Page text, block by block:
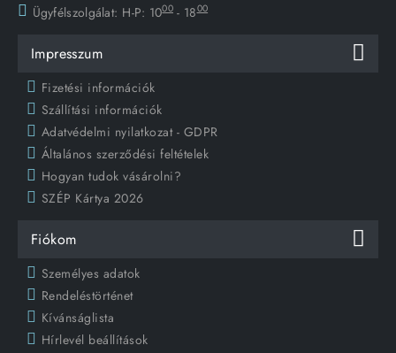
Ügyfélszolgálat: H-P: 1000 - 1800
Impresszum
Fizetési információk
Szállítási információk
Adatvédelmi nyilatkozat - GDPR
Általános szerződési feltételek
Hogyan tudok vásárolni?
SZÉP Kártya 2026
Fiókom
Személyes adatok
Rendeléstörténet
Kívánságlista
Hírlevél beállítások